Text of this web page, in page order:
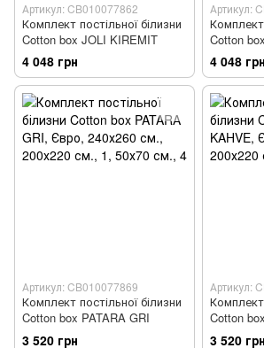
Артикул: CB010077862
Комплект постільної білизни
Cotton box JOLI KIREMIT
4 048 грн
Артикул:
Комплект
Cotton
4 048 грн
Артикул: CB010077869
Комплект постільної білизни
Cotton box PATARA GRI
3 520 грн
Артикул:
Комплект
Cotton
3 520 грн